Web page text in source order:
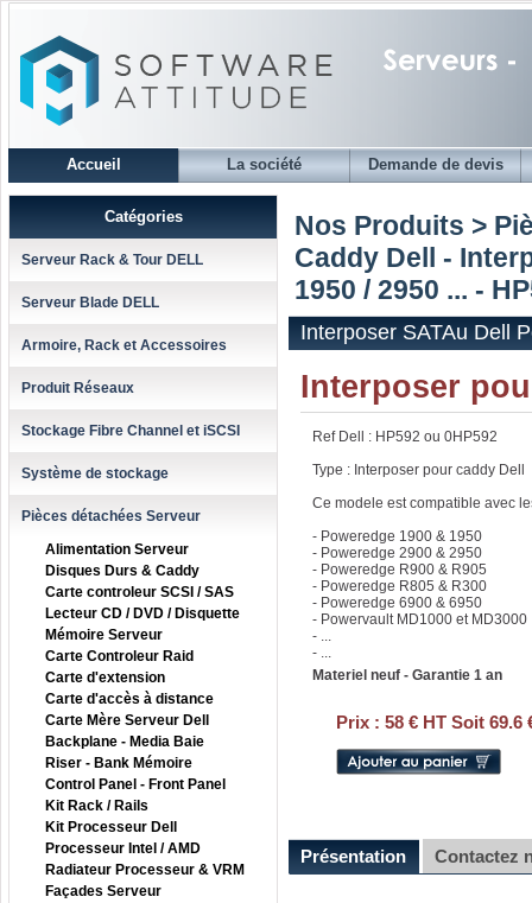
Accueil La société Demande de devis
Catégories
Serveur Rack & Tour DELL
Serveur Blade DELL
Armoire, Rack et Accessoires
Produit Réseaux
Stockage Fibre Channel et iSCSI
Système de stockage
Pièces détachées Serveur
Alimentation Serveur
Disques Durs & Caddy
Carte controleur SCSI / SAS
Lecteur CD / DVD / Disquette
Mémoire Serveur
Carte Controleur Raid
Carte d'extension
Carte d'accès à distance
Carte Mère Serveur Dell
Backplane - Media Baie
Riser - Bank Mémoire
Control Panel - Front Panel
Kit Rack / Rails
Kit Processeur Dell
Processeur Intel / AMD
Radiateur Processeur & VRM
Façades Serveur
Nos Produits >
Caddy Dell -
1950 / 2950 ... -
Interposer SATAu Dell
Interposer
Ref Dell : HP592 ou 0HP592
Type : Interposer pour caddy Dell
Ce modele est compatible avec
- Poweredge 1900 & 1950
- Poweredge 2900 & 2950
- Poweredge R900 & R905
- Poweredge R805 & R300
- Poweredge 6900 & 6950
- Powervault MD1000 et MD3000
- ...
- ...
Materiel neuf - Garantie 1 an
Prix : 58 € HT Soit 69.6
Présentation Contactez